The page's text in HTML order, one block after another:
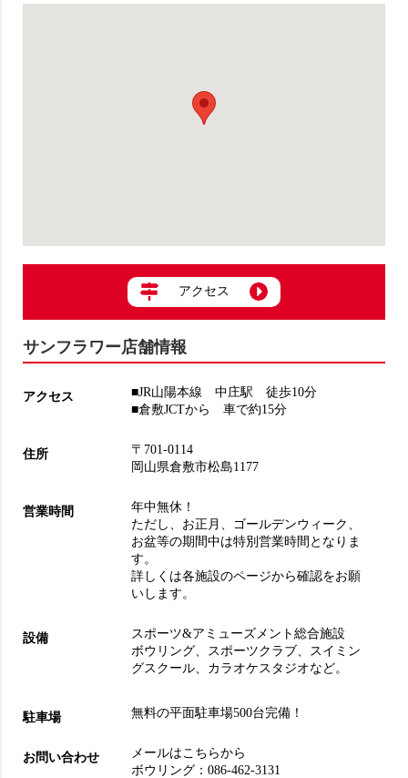
アクセス
サンフラワー店舗情報
アクセス
■JR山陽本線 中庄駅 徒歩10分
■倉敷JCTから 車で約15分
住所
〒701-0114
岡山県倉敷市松島1177
営業時間
年中無休！
ただし、お正月、ゴールデンウィーク、
お盆等の期間中は特別営業時間となりま
す。
詳しくは各施設のページから確認をお願
いします。
設備
スポーツ&アミューズメント総合施設
ボウリング
スポーツクラブ
スイミン
グスクール
カラオケスタジオなど。
駐車場 無料の平面駐車場500台完備！
お問い合わせ
メールはこちらから
ボウリング：086-462-3131